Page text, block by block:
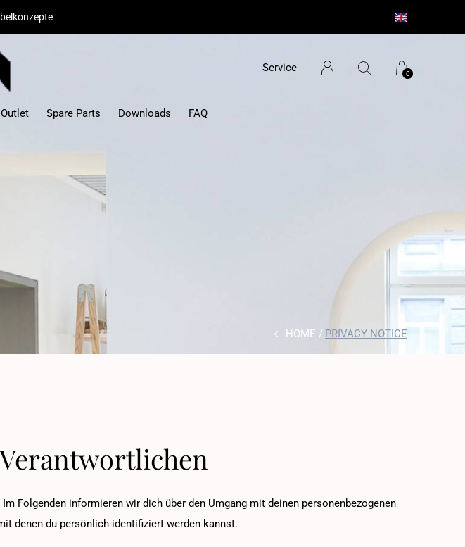
Outlet Spare Parts Downloads FAQ
Service 0
Montageaufwand
HOME PRIVACY NOTICE
Folgenden informieren wir dich über den Umgang mit deinen personenbezogenen
denen du persönlich identifiziert werden kannst.